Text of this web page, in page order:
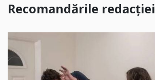
Recomandările redacției